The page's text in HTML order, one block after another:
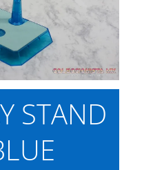
STAND